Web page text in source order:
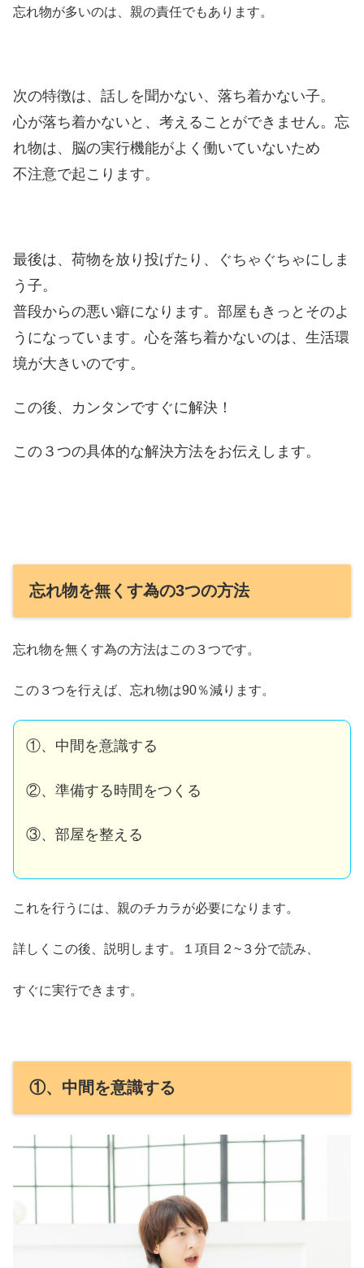
忘れ物が多いのは、親の責任でもあります。
次の特徴は、話しを聞かない、落ち着かない子。
心が落ち着かないと、考えることができません。 忘
れ物は、脳の実行機能がよく働いていないため
不注意で起こります。
最後は、荷物を放り投げたり、ぐちゃぐちゃにしま
う子。
普段からの悪い癖になります。部屋もきっとそのよ
うになっています。心を落ち着かないのは、生活環
境が大きいのです。
この後、カンタンですぐに解決！
この３つの具体的な解決方法をお伝えします。
忘れ物を無くす為の3つの方法
忘れ物を無くす為の方法はこの３つです。
この３つを行えば、忘れ物は90％減ります。
①、中間を意識する
②、準備する時間をつくる
③、部屋を整える
これを行うには、親のチカラが必要になります。
詳しくこの後、説明します。１項目２~３分で読み、
すぐに実行できます。
①、中間を意識する